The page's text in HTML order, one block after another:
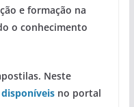
e formação na
o conhecimento
Neste
no portal